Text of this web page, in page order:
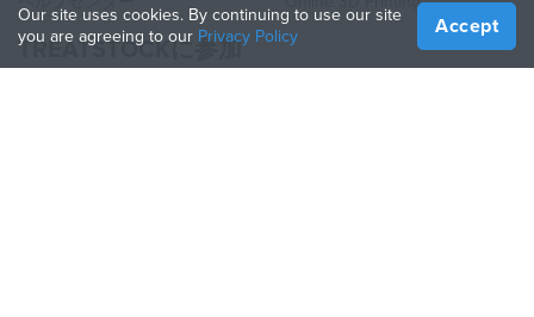
TREATSTOCKに参加
Our site uses cookies. By continuing to use our site
you are agreeing to our Privacy Policy Accept